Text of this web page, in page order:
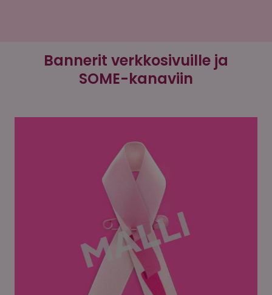
Bannerit verkkosivuille ja
SOME-kanaviin